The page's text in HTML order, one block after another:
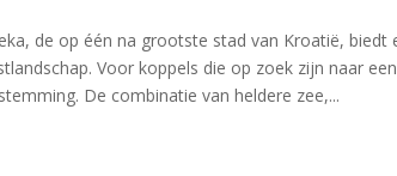
de op één na grootste stad van Kroatië,
Voor koppels die op zoek zijn naar
De combinatie van heldere zee,...